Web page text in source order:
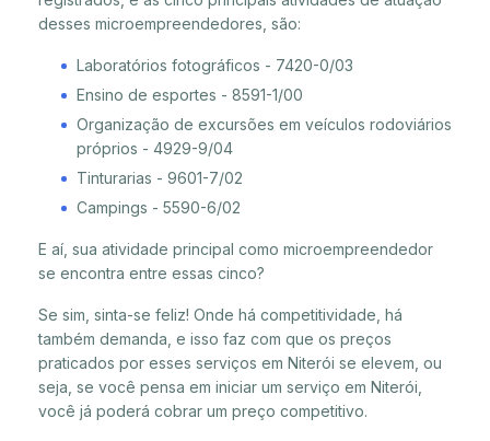
desses microempreendedores, são:
Laboratórios fotográficos - 7420-0/03
Ensino de esportes - 8591-1/00
Organização de excursões em veículos rodoviários
próprios - 4929-9/04
Tinturarias - 9601-7/02
Campings - 5590-6/02
E aí, sua atividade principal como microempreendedor
se encontra entre essas cinco?
Se sim, sinta-se feliz! Onde há competitividade, há
também demanda, e isso faz com que os preços
praticados por esses serviços em Niterói se elevem, ou
seja, se você pensa em iniciar um serviço em Niterói,
você já poderá cobrar um preço competitivo.